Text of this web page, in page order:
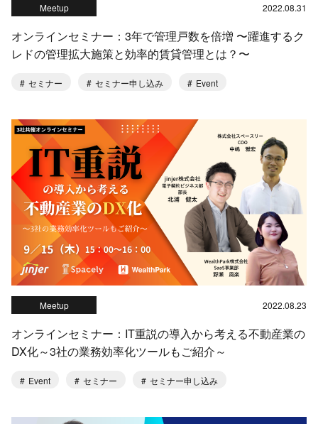
Meetup 2022.08.31
オンラインセミナー：3年で管理戸数を倍増 〜躍進するク
レドの管理拡大施策と効率的賃貸管理とは？〜
セミナー セミナー申し込み Event
Meetup 2022.08.23
オンラインセミナー：IT重説の導入から考える不動産業の
DX化～3社の業務効率化ツールもご紹介～
Event セミナー セミナー申し込み